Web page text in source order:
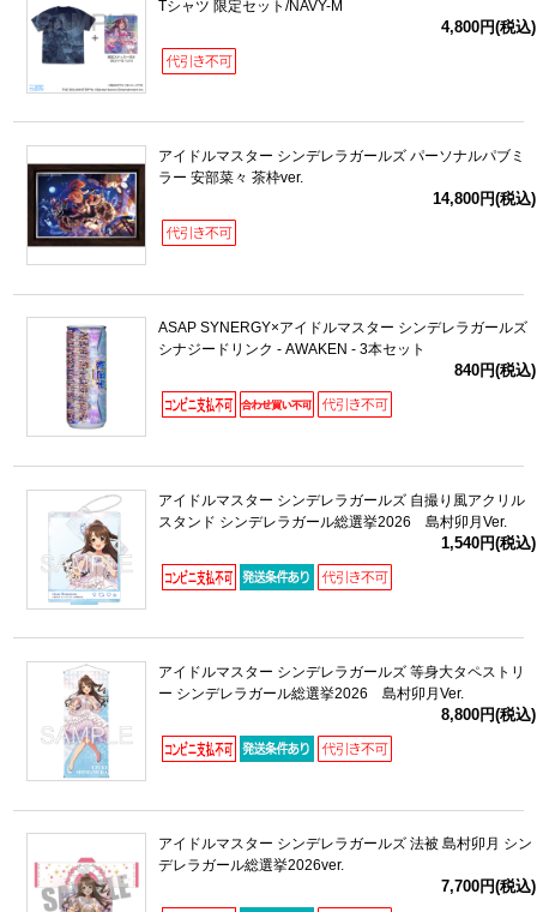
Tシャツ 限定セット/NAVY-M
4,800円(税込)
アイドルマスター シンデレラガールズ パーソナルパブミ
ラー 安部菜々 茶枠ver.
14,800円(税込)
ASAP SYNERGY×アイドルマスター シンデレラガールズ
シナジードリンク - AWAKEN - 3本セット
840円(税込)
アイドルマスター シンデレラガールズ 自撮り風アクリル
スタンド シンデレラガール総選挙2026 島村卯月Ver.
1,540円(税込)
アイドルマスター シンデレラガールズ 等身大タペストリ
ー シンデレラガール総選挙2026 島村卯月Ver.
8,800円(税込)
アイドルマスター シンデレラガールズ 法被 島村卯月 シン
デレラガール総選挙2026ver.
7,700円(税込)